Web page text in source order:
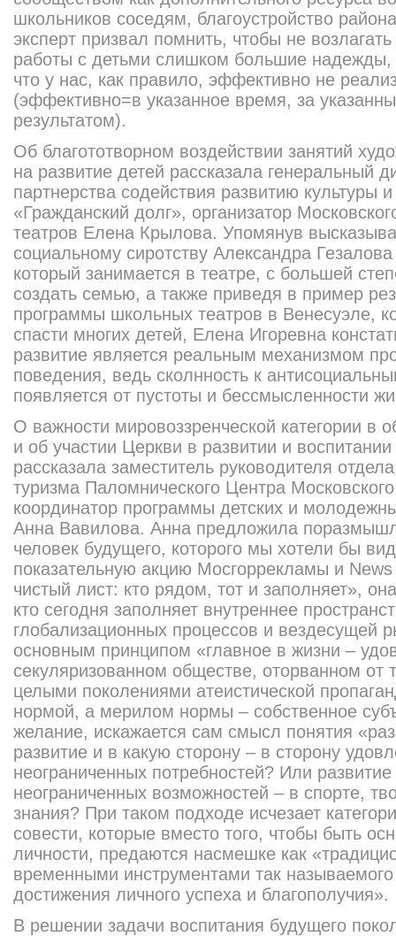
школьников соседям, благоустройство
эксперт призвал помнить, чтобы не
работы с детьми слишком большие надежды,
что у нас, как правило, эффективно не
(эффективно=в указанное время, за
результатом).
Об благототворном воздействии занятий
на развитие детей рассказала генеральный
партнерства содействия развитию культуры
«Гражданский долг», организатор
театров Елена Крылова. Упомянув
социальному сиротству Александра
который занимается в театре, с большей
создать семью, а также приведя в пример
программы школьных театров в Венесуэле,
спасти многих детей, Елена Игоревна
развитие является реальным механизмом
поведения, ведь сколнность к
появляется от пустоты и бессмысленности
О важности мировоззренческой категории в
и об участии Церкви в развитии и
рассказала заместитель руководителя
туризма Паломнического Центра
координатор программы детских и
Анна Вавилова. Анна предложила
человек будущего, которого мы хотели бы
показательную акцию Мосгоррекламы и
чистый лист: кто рядом, тот и заполняет»,
кто сегодня заполняет внутреннее
глобализационных процессов и вездесущей
основным принципом «главное в жизни –
секуляризованном обществе, оторванном от
целыми поколениями атеистической
нормой, а мерилом нормы – собственное
желание, искажается сам смысл понятия
развитие и в какую сторону – в сторону
неограниченных потребностей? Или
неограниченных возможностей – в спорте,
знания? При таком подходе исчезает
совести, которые вместо того, чтобы быть
личности, предаются насмешке как
временными инструментами так
достижения личного успеха и благополучия».
В решении задачи воспитания будущего